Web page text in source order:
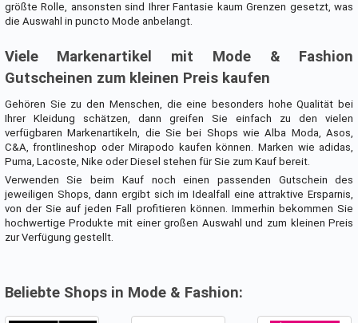
größte Rolle, ansonsten sind Ihrer Fantasie kaum Grenzen gesetzt, was
die Auswahl in puncto Mode anbelangt.
Viele Markenartikel mit Mode & Fashion
Gutscheinen zum kleinen Preis kaufen
Gehören Sie zu den Menschen, die eine besonders hohe Qualität bei
Ihrer Kleidung schätzen, dann greifen Sie einfach zu den vielen
verfügbaren Markenartikeln, die Sie bei Shops wie Alba Moda, Asos,
C&A, frontlineshop oder Mirapodo kaufen können. Marken wie adidas,
Puma, Lacoste, Nike oder Diesel stehen für Sie zum Kauf bereit.
Verwenden Sie beim Kauf noch einen passenden Gutschein des
jeweiligen Shops, dann ergibt sich im Idealfall eine attraktive Ersparnis,
von der Sie auf jeden Fall profitieren können. Immerhin bekommen Sie
hochwertige Produkte mit einer großen Auswahl und zum kleinen Preis
zur Verfügung gestellt.
Beliebte Shops in Mode & Fashion: